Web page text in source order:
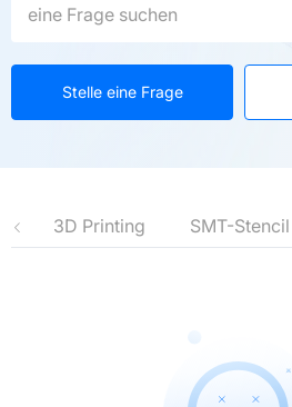
Stelle eine Frage
3D Printing SMT-Stencil